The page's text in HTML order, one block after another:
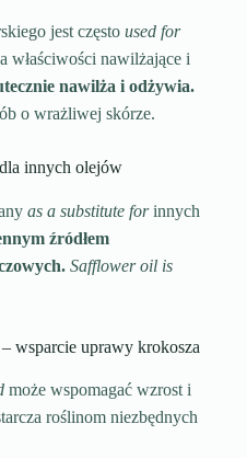
jest często used for
właściwości nawilżające i
nawilża i odżywia.
o wrażliwej skórze.
innych olejów
as a substitute forinnych
źródłem
Safflower oil is
wsparcie uprawy krokosza
może wspomagać wzrost i
roślinom niezbędnych